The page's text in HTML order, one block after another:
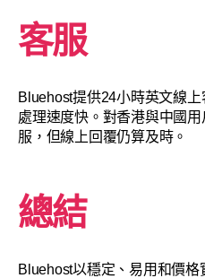
客服
Bluehost提供24小時英文線
處理速度快。對香港與中國
服，但線上回覆仍算及時。
總結
Bluehost以穩定、易用和價